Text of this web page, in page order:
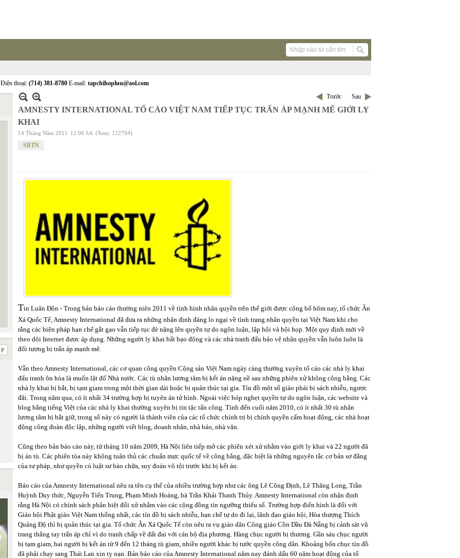
thoại: (714) 381-8780 E-mail: tapchihopluu@aol.com
Trước Sau
AMNESTY INTERNATIONAL TỐ CÁO VIỆT NAM TIẾP TỤC TRẤN ÁP MẠNH MẼ GIỚI LY
KHAI
14 Tháng Năm 2011 12:00 SA (Xem: 122794)
SBTN
Tin Luân Đôn - Trong bản báo cáo thường niên 2011 về tình hình nhân quyền trên thế giới được công bố hôm nay, tổ chức Ân
Xá Quốc Tế, Amnesty International đã đưa ra những nhận định đáng lo ngại về tình trạng nhân quyền tại Việt Nam khi cho
rằng các biện pháp hạn chế gắt gao vẫn tiếp tục đè nặng lên quyền tự do ngôn luận, lập hội và hội họp. Một quy định mới về
theo dõi Internet được áp dụng. Những người ly khai bất bạo động và các nhà tranh đấu bảo vệ nhân quyền vẫn luôn luôn là
đối tượng bị trấn áp mạnh mẽ.
Vẫn theo Amnesty International, các cơ quan công quyền Cộng sản Việt Nam ngày càng thường xuyên tố cáo các nhà ly khai
đấu tranh ôn hòa là muốn lật đổ Nhà nước. Các tù nhân lương tâm bị kết án nặng nề sau những phiên xử không công bằng. Các
nhà ly khai bị bắt, bị tạm giam trong một thời gian dài hoặc bị quản thúc tại gia. Tín đồ một số giáo phái bị sách nhiễu, ngược
đãi. Trong năm qua, có ít nhất 34 trường hợp bị tuyên án tử hình. Ngoài việc bóp nghẹt quyền tự do ngôn luận, các website và
blog bằng tiếng Việt của các nhà ly khai thường xuyên bị tin tặc tấn công. Tính đến cuối năm 2010, có ít nhất 30 tù nhân
lương tâm bị bắt giữ, trong số này có người là thành viên của các tổ chức chính trị bị chính quyền cấm hoạt động, các nhà hoạt
động công đoàn độc lập, những người viết blog, doanh nhân, nhà báo, nhà văn.
Cũng theo bản báo cáo này, từ tháng 10 năm 2009, Hà Nội liên tiếp mở các phiên xét xử nhắm vào giới ly khai và 22 người đã
bị án tù. Các phiên tòa này không tuân thủ các chuẩn mực quốc tế về công bằng, đặc biệt là những nguyên tắc cơ bản sơ đẳng
của tư pháp, như quyền có luật sư bào chữa, suy đoán vô tội trước khi bị kết án.
Báo cáo của Amnesty International nêu ra tên cụ thể của nhiều trường hợp như các ông Lê Công Định, Lê Thăng Long, Trần
Huỳnh Duy thức, Nguyễn Tiến Trung, Phạm Minh Hoàng, bà Trần Khải Thanh Thủy. Amnesty International còn nhận định
rằng Hà Nội có chính sách phân biệt đối xử nhắm vào các cộng đồng tín ngưỡng thiểu số. Trường hợp điển hình là đối với
Giáo hội Phật giáo Việt Nam thống nhất, các tín đồ bị sách nhiễu, hạn chế tự do đi lại, lãnh đạo giáo hội, Hòa thượng Thích
Quảng Độ thì bị quản thúc tại gia. Tổ chức Ân Xá Quốc Tế còn nêu ra vụ giáo dân Công giáo Cồn Dầu Đà Nẵng bị cảnh sát vũ
trang thẳng tay trấn áp chỉ vì do tranh chấp về đất đai với cán bộ địa phương. Hàng chục người bị thương. Gần sáu chục người
bị tạm giam, hai người bị kết án từ 9 đến 12 tháng tù giam, nhiều người khác bị tước quyền công dân. Khoảng bốn chục tín đồ
đã phải chạy sang Thái Lan xin tỵ nạn. Bản báo cáo của Amnesty International năm nay đánh dấu 60 năm hoạt động của tổ